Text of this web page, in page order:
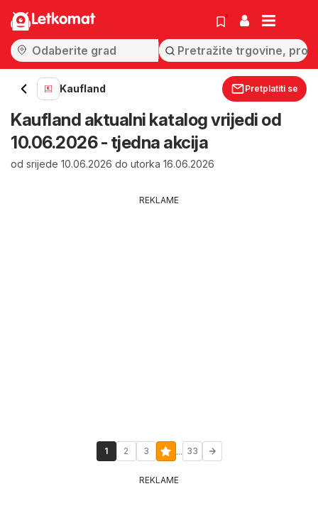
Letkomat
Kaufland Pretplatiti se
Kaufland aktualni katalog vrijedi od
10.06.2026 - tjedna akcija
od srijede 10.06.2026 do utorka 16.06.2026
REKLAME
1 2 3 ... 33
REKLAME